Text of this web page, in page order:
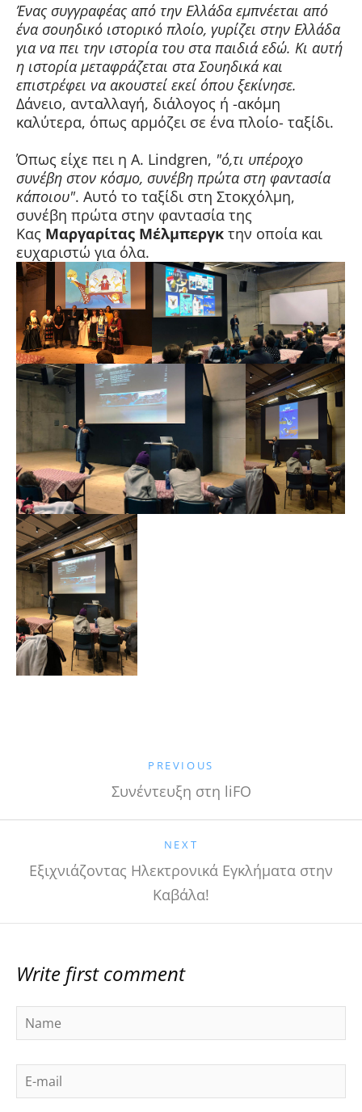
Ένας συγγραφέας από την Ελλάδα εμπνέεται από
ένα σουηδικό ιστορικό πλοίο, γυρίζει στην Ελλάδα
για να πει την ιστορία του στα παιδιά εδώ. Κι αυτή
η ιστορία μεταφράζεται στα Σουηδικά και
επιστρέφει να ακουστεί εκεί όπου ξεκίνησε.
Δάνειο, ανταλλαγή, διάλογος ή -ακόμη
καλύτερα, όπως αρμόζει σε ένα πλοίο- ταξίδι.
Όπως είχε πει η A. Lindgren, "ό,τι υπέροχο
συνέβη στον κόσμο, συνέβη πρώτα στη φαντασία
κάποιου". Αυτό το ταξίδι στη Στοκχόλμη,
συνέβη πρώτα στην φαντασία της
Κας Μαργαρίτας Μέλμπεργκ την οποία και
ευχαριστώ για όλα.
PREVIOUS
Συνέντευξη στη liFO
NEXT
Εξιχνιάζοντας Ηλεκτρονικά Εγκλήματα στην
Καβάλα!
Write first comment